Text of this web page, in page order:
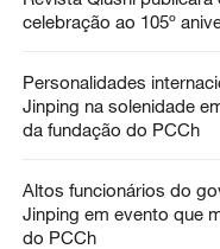
celebração ao 105º
Personalidades
Jinping na solenidade
da fundação do PCCh
Altos funcionários do
Jinping em evento que
do PCCh